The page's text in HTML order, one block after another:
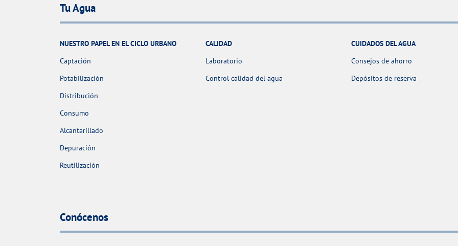
Tu Agua
NUESTRO PAPEL EN EL CICLO URBANO
Captación
Potabilización
Distribución
Consumo
Alcantarillado
Depuración
Reutilización
CALIDAD
Laboratorio
Control calidad del agua
CUIDADOS DEL AGUA
Consejos de ahorro
Depósitos de reserva
Conócenos